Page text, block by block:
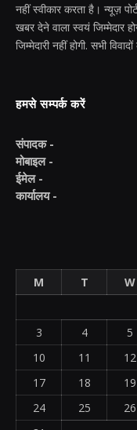
नहीं स्वीकार करता है। न्यूज़
खबर देने वाला स्वयं जिम्मेदार
जिम्मेदारी नहीं होगी. सभी
हमसे सम्पर्क करें
संपादक -
मोबाइल -
ईमेल -
कार्यालय -
M
T W
3
4 5
10
11 12
17
18 19
24
25 26